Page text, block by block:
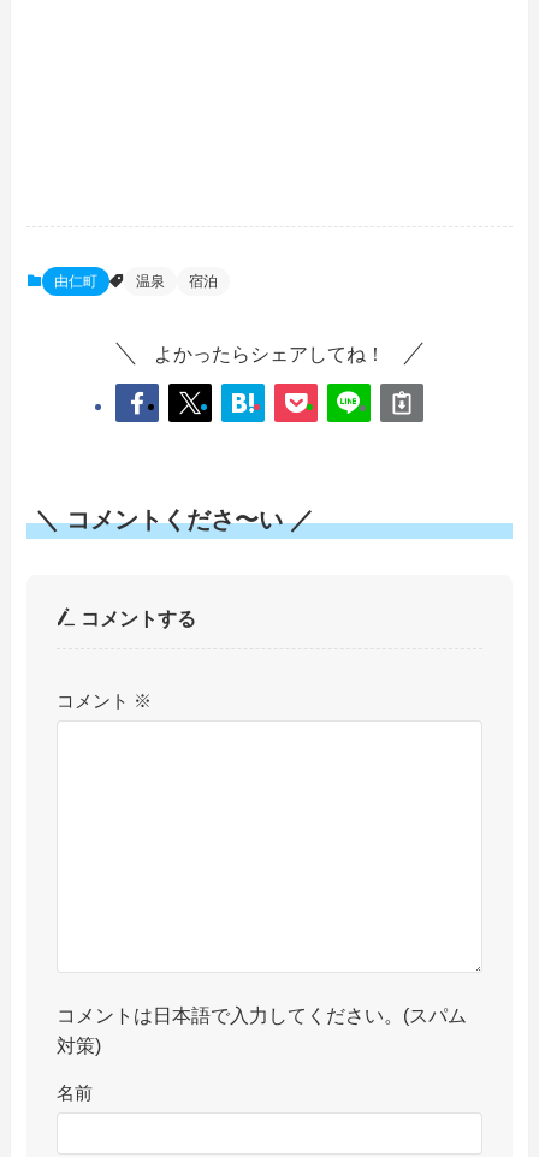
由仁町 温泉 宿泊
よかったらシェアしてね！
＼ コメントくださ〜い ／
コメントする
コメント ※
コメントは日本語で入力してください。(スパム
対策)
名前